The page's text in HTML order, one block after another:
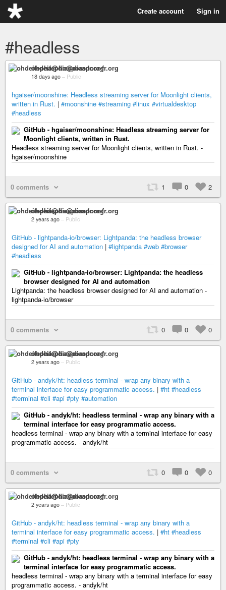
Create account Sign in
#headless
ohdeifepha@diaspora-fr.org
18 days ago – Public
hgaiser/moonshine: Headless streaming server for Moonlight clients,
written in Rust. | #moonshine #streaming #linux #virtualdesktop
#headless
GitHub - hgaiser/moonshine: Headless streaming server for
Moonlight clients, written in Rust.
Headless streaming server for Moonlight clients, written in Rust. -
hgaiser/moonshine
0 comments 1 0 2
ohdeifepha@diaspora-fr.org
2 years ago – Public
GitHub - lightpanda-io/browser: Lightpanda: the headless browser
designed for AI and automation | #lightpanda #web #browser
#headless
GitHub - lightpanda-io/browser: Lightpanda: the headless
browser designed for AI and automation
Lightpanda: the headless browser designed for AI and automation -
lightpanda-io/browser
0 comments 0 0 0
ohdeifepha@diaspora-fr.org
2 years ago – Public
GitHub - andyk/ht: headless terminal - wrap any binary with a
terminal interface for easy programmatic access. | #ht #headless
#terminal #cli #api #pty #automation
GitHub - andyk/ht: headless terminal - wrap any binary with a
terminal interface for easy programmatic access.
headless terminal - wrap any binary with a terminal interface for easy
programmatic access. - andyk/ht
0 comments 0 0 0
ohdeifepha@diaspora-fr.org
2 years ago – Public
GitHub - andyk/ht: headless terminal - wrap any binary with a
terminal interface for easy programmatic access. | #ht #headless
#terminal #cli #api #pty
GitHub - andyk/ht: headless terminal - wrap any binary with a
terminal interface for easy programmatic access.
headless terminal - wrap any binary with a terminal interface for easy
programmatic access. - andyk/ht